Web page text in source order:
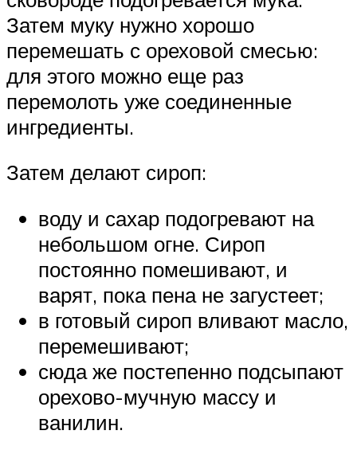
Затем муку нужно хорошо
перемешать с ореховой смесью:
для этого можно еще раз
перемолоть уже соединенные
ингредиенты.
Затем делают сироп:
воду и сахар подогревают на
небольшом огне. Сироп
постоянно помешивают, и
варят, пока пена не загустеет;
в готовый сироп вливают масло,
перемешивают;
сюда же постепенно подсыпают
орехово-мучную массу и
ванилин.